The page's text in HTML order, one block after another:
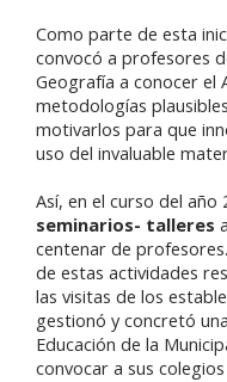
Como parte de esta
convocó a profesores
Geografía a conocer el
metodologías
motivarlos para que
uso del invaluable
Así, en el curso del año
seminarios- talleres
centenar de
de estas actividades
las visitas de los
gestionó y concretó
Educación de la
convocar a sus